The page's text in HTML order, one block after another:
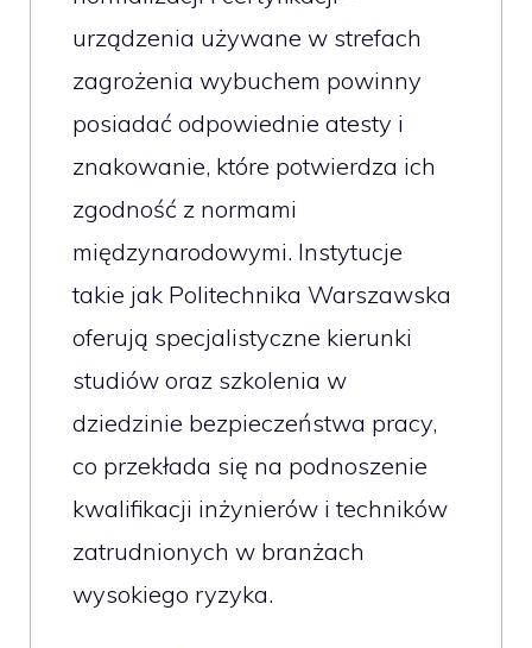
urządzenia używane w strefach
zagrożenia wybuchem powinny
posiadać odpowiednie atesty i
znakowanie, które potwierdza ich
zgodność z normami
międzynarodowymi. Instytucje
takie jak Politechnika Warszawska
oferują specjalistyczne kierunki
studiów oraz szkolenia w
dziedzinie bezpieczeństwa pracy,
co przekłada się na podnoszenie
kwalifikacji inżynierów i techników
zatrudnionych w branżach
wysokiego ryzyka.